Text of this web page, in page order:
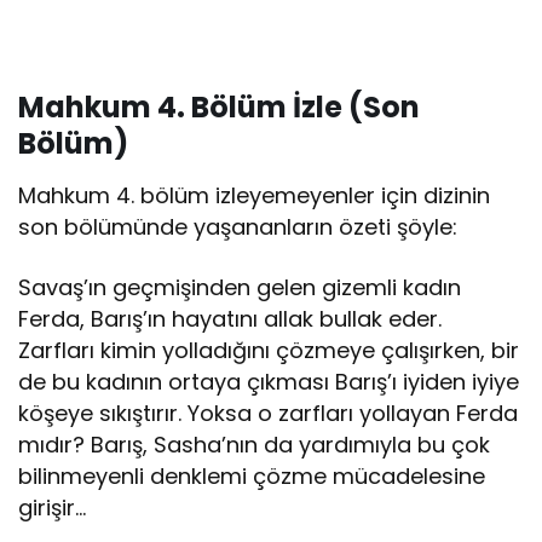
Mahkum 4. Bölüm İzle (Son
Bölüm)
Mahkum 4. bölüm izleyemeyenler için dizinin
son bölümünde yaşananların özeti şöyle:
Savaş’ın geçmişinden gelen gizemli kadın
Ferda, Barış’ın hayatını allak bullak eder.
Zarfları kimin yolladığını çözmeye çalışırken, bir
de bu kadının ortaya çıkması Barış’ı iyiden iyiye
köşeye sıkıştırır. Yoksa o zarfları yollayan Ferda
mıdır? Barış, Sasha’nın da yardımıyla bu çok
bilinmeyenli denklemi çözme mücadelesine
girişir…